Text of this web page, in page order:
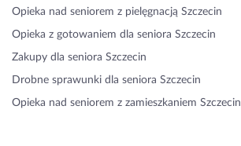
Opieka nad seniorem z pielęgnacją Szczecin
Opieka z gotowaniem dla seniora Szczecin
Zakupy dla seniora Szczecin
Drobne sprawunki dla seniora Szczecin
Opieka nad seniorem z zamieszkaniem Szczecin